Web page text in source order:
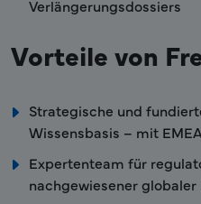
Verlängerungsdossiers
Vorteile von
Strategische und
Wissensbasis – mit EMEA
Expertenteam für
nachgewiesener globaler